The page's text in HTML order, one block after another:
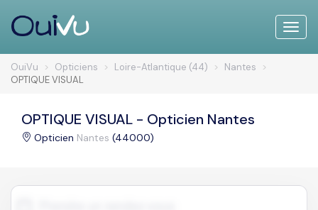
Toggle
OuiVu Opticiens Loire-Atlantique (44)
Nantes
OPTIQUE VISUAL
OPTIQUE VISUAL - Opticien Nantes
Opticien Nantes (44000)